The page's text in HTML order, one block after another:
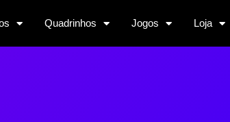
Quadrinhos Jogos Loja